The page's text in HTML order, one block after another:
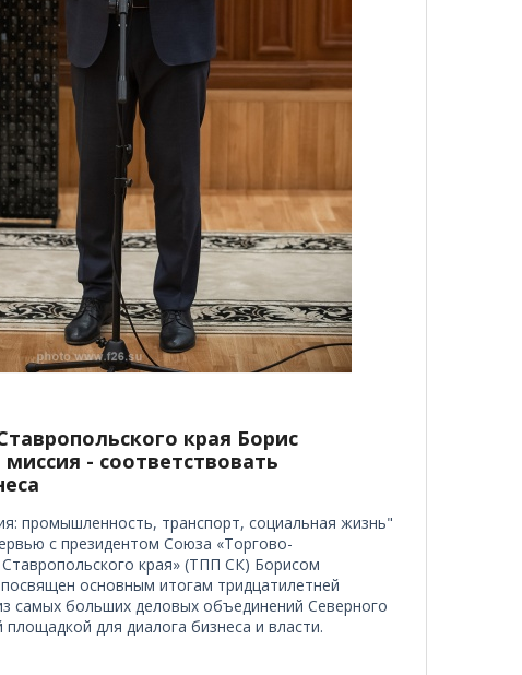
края Борис
- соответствовать
промышленность, транспорт, социальная жизнь"
с президентом Союза «Торгово-
края» (ТПП СК) Борисом
основным итогам тридцатилетней
самых больших деловых объединений Северного
площадкой для диалога бизнеса и власти.